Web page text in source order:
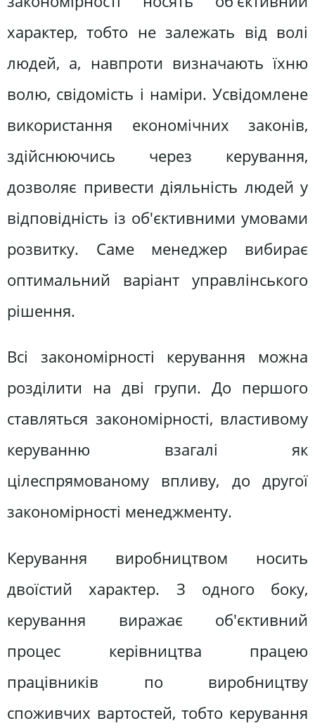
характер, тобто не залежать від волі
людей, а, навпроти визначають їхню
волю, свідомість і наміри. Усвідомлене
використання економічних законів,
здійснюючись через керування,
дозволяє привести діяльність людей у
відповідність із об'єктивними умовами
розвитку. Саме менеджер вибирає
оптимальний варіант управлінського
рішення.
Всі закономірності керування можна
розділити на дві групи. До першого
ставляться закономірності, властивому
керуванню взагалі як
цілеспрямованому впливу, до другої
закономірності менеджменту.
Керування виробництвом носить
двоїстий характер. З одного боку,
керування виражає об'єктивний
процес керівництва працею
працівників по виробництву
споживчих вартостей, тобто керування